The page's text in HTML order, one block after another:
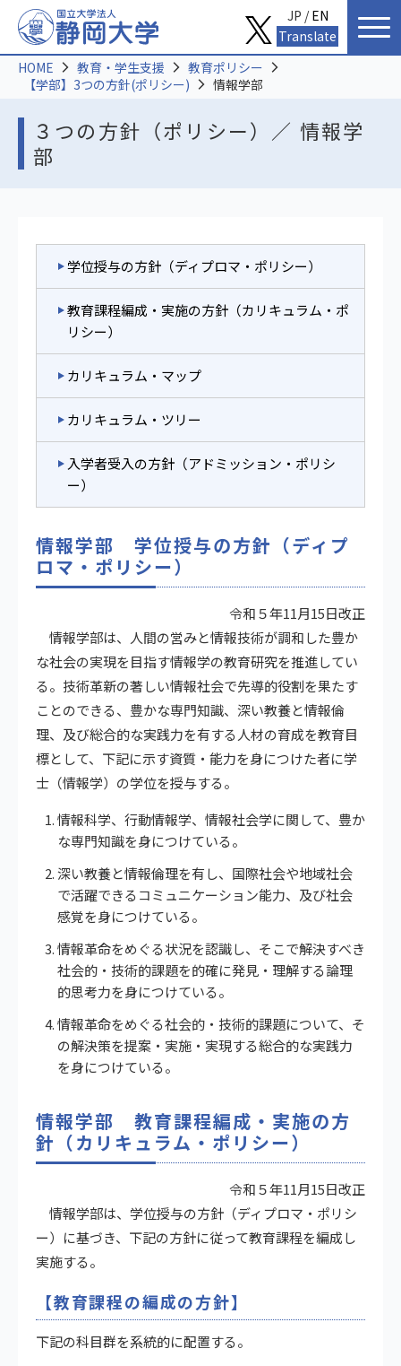
３つの方針（ポリシー）／ 情報学
部
HOME 教育・学生支援
教育ポリシー
【学部】3つの方針(ポリシー)
情報学部
学位授与の方針（ディプロマ・ポリシー）
教育課程編成・実施の方針（カリキュラム・ポ
リシー）
カリキュラム・マップ
カリキュラム・ツリー
入学者受入の方針（アドミッション・ポリシ
ー）
情報学部 学位授与の方針（ディプ
ロマ・ポリシー）
令和５年11月15日改正
情報学部は、人間の営みと情報技術が調和した豊か
な社会の実現を目指す情報学の教育研究を推進してい
る。技術革新の著しい情報社会で先導的役割を果たす
ことのできる、豊かな専門知識、深い教養と情報倫
理、及び総合的な実践力を有する人材の育成を教育目
標として、下記に示す資質・能力を身につけた者に学
士（情報学）の学位を授与する。
情報科学、行動情報学、情報社会学に関して、豊か
な専門知識を身につけている。
深い教養と情報倫理を有し、国際社会や地域社会
で活躍できるコミュニケーション能力、及び社会
感覚を身につけている。
情報革命をめぐる状況を認識し、そこで解決すべき
社会的・技術的課題を的確に発見・理解する論理
的思考力を身につけている。
情報革命をめぐる社会的・技術的課題について、そ
の解決策を提案・実施・実現する総合的な実践力
を身につけている。
情報学部 教育課程編成・実施の方
針（カリキュラム・ポリシー）
令和５年11月15日改正
情報学部は、学位授与の方針（ディプロマ・ポリシ
ー）に基づき、下記の方針に従って教育課程を編成し
実施する。
【教育課程の編成の方針】
下記の科目群を系統的に配置する。
JP /EN
Translate